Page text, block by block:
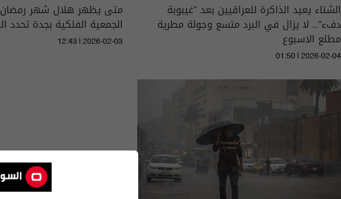
الشتاء يعيد الذاكرة للعراقيين بعد "غيبوبة
دفء".. لا يزال في البرد متسع وجولة مطرية
مطلع الاسبوع
01:50 | 2026-02-04
متى يظهر هلال شهر
الجمعية الفلكية بجدة تحدد
12:43 | 2026-02-03